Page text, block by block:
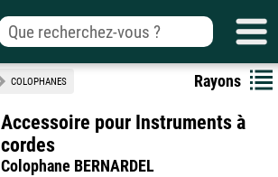
COLOPHANES Rayons
Accessoire pour Instruments à
cordes
Colophane BERNARDEL